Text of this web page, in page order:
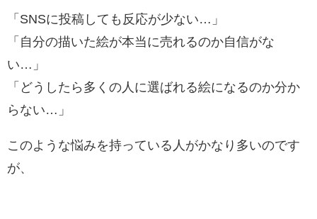
「SNSに投稿しても反応が少ない…」
「自分の描いた絵が本当に売れるのか自信がな
い…」
「どうしたら多くの人に選ばれる絵になるのか分か
らない…」
このような悩みを持っている人がかなり多いのです
が、